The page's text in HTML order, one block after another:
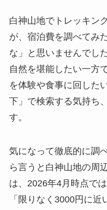
白神山地でトレッキン
が、宿泊費を調べてみ
な」と思いませんでし
自然を堪能したい一方
を体験や食事に回した
下」で検索する気持ち
す。
気になって徹底的に調
ら言うと白神山地の周
は、2026年4月時点で
「限りなく3000円に